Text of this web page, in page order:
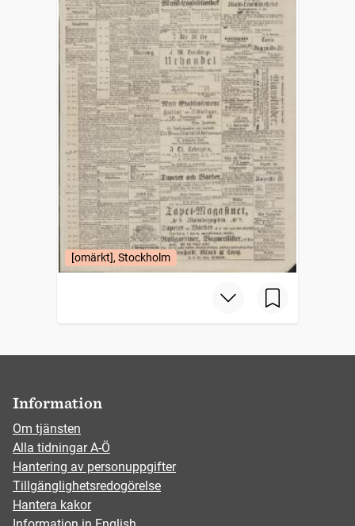
[omärkt], Stockholm
Information
Om tjänsten
Alla tidningar A-Ö
Hantering av personuppgifter
Tillgänglighetsredogörelse
Hantera kakor